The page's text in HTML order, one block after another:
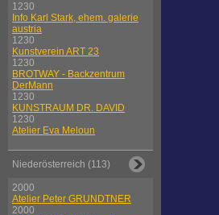
1230
Info Karl Stark, ehem. galerie
austria
1230
Kunstverein ART 23
1230
BROTWAY - Backzentrum
DerMann
1230
KUNSTRAUM DR. DAVID
1230
Atelier Eva Meloun
Niederösterreich (113)
2000
Atelier Peter GRUNDTNER
2000